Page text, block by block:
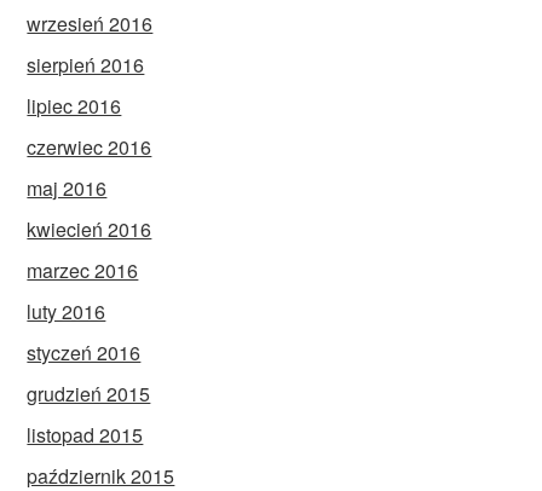
wrzesień 2016
sierpień 2016
lipiec 2016
czerwiec 2016
maj 2016
kwiecień 2016
marzec 2016
luty 2016
styczeń 2016
grudzień 2015
listopad 2015
październik 2015